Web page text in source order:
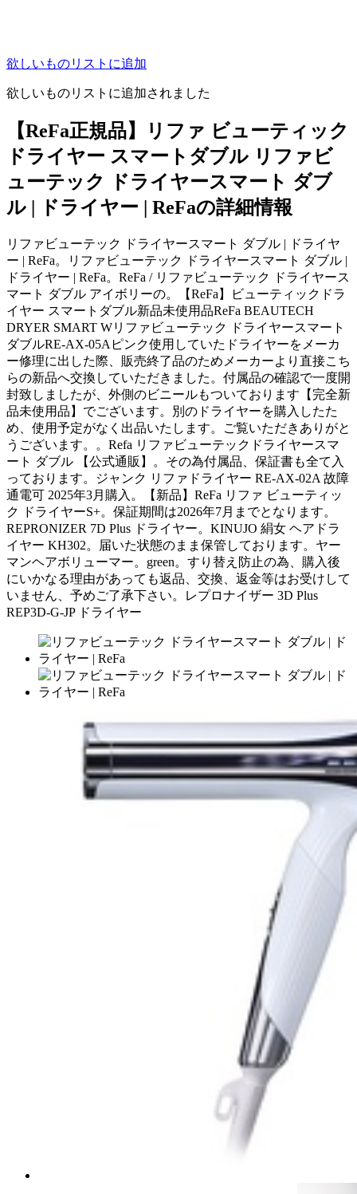
欲しいものリストに追加
欲しいものリストに追加されました
【ReFa正規品】リファ ビューティック
ドライヤー スマートダブル リファビ
ューテック ドライヤースマート ダブ
ル | ドライヤー | ReFaの詳細情報
リファビューテック ドライヤースマート ダブル | ドライヤ
ー | ReFa。リファビューテック ドライヤースマート ダブル |
ドライヤー | ReFa。ReFa / リファビューテック ドライヤース
マート ダブル アイボリーの。【ReFa】ビューティックドラ
イヤー スマートダブル新品未使用品ReFa BEAUTECH
DRYER SMART Wリファビューテック ドライヤースマート
ダブルRE-AX-05Aピンク使用していたドライヤーをメーカ
ー修理に出した際、販売終了品のためメーカーより直接こち
らの新品へ交換していただきました。付属品の確認で一度開
封致しましたが、外側のビニールもついております【完全新
品未使用品】でございます。別のドライヤーを購入したた
め、使用予定がなく出品いたします。ご覧いただきありがと
うございます。。Refa リファビューテックドライヤースマ
ート ダブル 【公式通販】。その為付属品、保証書も全て入
っております。ジャンク リファドライヤー RE-AX-02A 故障
通電可 2025年3月購入。【新品】ReFa リファ ビューティッ
ク ドライヤーS+。保証期間は2026年7月までとなります。
REPRONIZER 7D Plus ドライヤー。KINUJO 絹女 ヘアドラ
イヤー KH302。届いた状態のまま保管しております。ヤー
マンヘアボリューマー。green。すり替え防止の為、購入後
にいかなる理由があっても返品、交換、返金等はお受けして
いません、予めご了承下さい。レプロナイザー 3D Plus
REP3D-G-JP ドライヤー